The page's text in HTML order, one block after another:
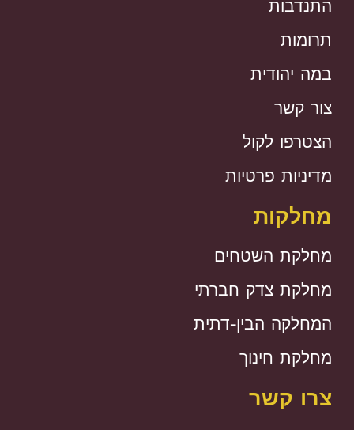
התנדבות
תרומות
במה יהודית
צור קשר
הצטרפו לקול
מדיניות פרטיות
מחלקות
מחלקת השטחים
מחלקת צדק חברתי
המחלקה הבין-דתית
מחלקת חינוך
צרו קשר